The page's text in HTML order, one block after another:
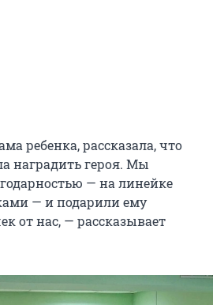
ребенка, рассказала, что
наградить героя. Мы
— на линейке
— и подарили ему
от нас, — рассказывает